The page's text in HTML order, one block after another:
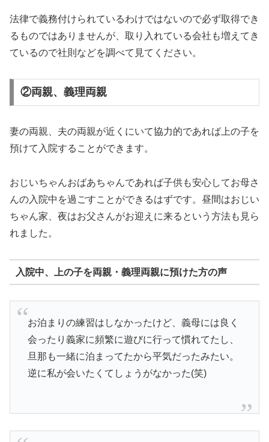
法律で義務付けられているわけではないので必ず取得でき
るものではありませんが、取り入れている会社も増えてき
ているので社則などを調べて見てください。
②両親、義理両親
妻の両親、夫の両親が近くにいて協力的であれば上の子を
預けて入院することができます。
おじいちゃんおばあちゃんであれば子供も安心してお母さ
んの入院中を過ごすことができるはずです。昼間はおじい
ちゃん家、夜はお父さんがお迎えに来るという方法も見ら
れました。
入院中、上の子を両親・義理両親に預けた方の声
お泊まりの練習はしなかったけど、義母には良く
会ったり義家に頻繁に遊びに行って慣れてたし、
旦那も一緒に泊まってたから平気だったみたい。
逆に私が会いたくてしょうがなかった(笑)